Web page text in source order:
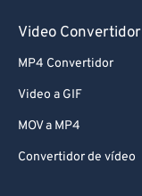
Video Convertidor
MP4 Convertidor
Video a GIF
MOV a MP4
Convertidor de vídeo